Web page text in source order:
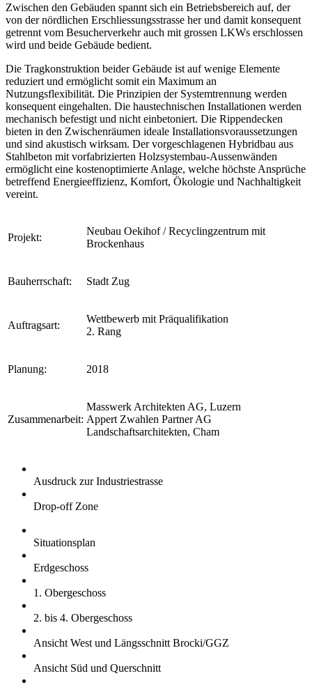
Zwischen den Gebäuden spannt sich ein Betriebsbereich auf, der
von der nördlichen Erschliessungsstrasse her und damit konsequent
getrennt vom Besucherverkehr auch mit grossen LKWs erschlossen
wird und beide Gebäude bedient.
Die Tragkonstruktion beider Gebäude ist auf wenige Elemente
reduziert und ermöglicht somit ein Maximum an
Nutzungsflexibilität. Die Prinzipien der Systemtrennung werden
konsequent eingehalten. Die haustechnischen Installationen werden
mechanisch befestigt und nicht einbetoniert. Die Rippendecken
bieten in den Zwischenräumen ideale Installationsvoraussetzungen
und sind akustisch wirksam. Der vorgeschlagenen Hybridbau aus
Stahlbeton mit vorfabrizierten Holzsystembau-Aussenwänden
ermöglicht eine kostenoptimierte Anlage, welche höchste Ansprüche
betreffend Energieeffizienz, Komfort, Ökologie und Nachhaltigkeit
vereint.
Projekt:
Neubau Oekihof / Recyclingzentrum mit
Brockenhaus
Bauherrschaft: Stadt Zug
Auftragsart:
Wettbewerb mit Präqualifikation
2. Rang
Planung: 2018
Zusammenarbeit:
Masswerk Architekten AG, Luzern
Appert Zwahlen Partner AG
Landschaftsarchitekten, Cham
Ausdruck zur Industriestrasse
Drop-off Zone
Situationsplan
Erdgeschoss
1. Obergeschoss
2. bis 4. Obergeschoss
Ansicht West und Längsschnitt Brocki/GGZ
Ansicht Süd und Querschnitt